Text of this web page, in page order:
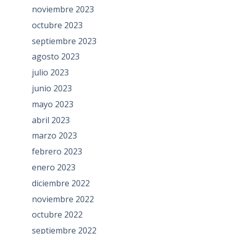
noviembre 2023
octubre 2023
septiembre 2023
agosto 2023
julio 2023
junio 2023
mayo 2023
abril 2023
marzo 2023
febrero 2023
enero 2023
diciembre 2022
noviembre 2022
octubre 2022
septiembre 2022